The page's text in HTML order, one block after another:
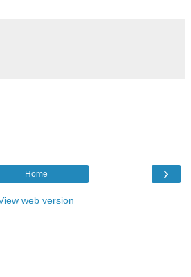
›
Home
web version